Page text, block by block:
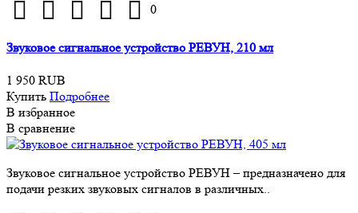
0
Звуковое сигнальное устройство РЕВУН, 210 мл
1 950 RUB
Купить Подробнее
В избранное
В сравнение
Звуковое сигнальное устройство РЕВУН – предназначено для
подачи резких звуковых сигналов в различных..